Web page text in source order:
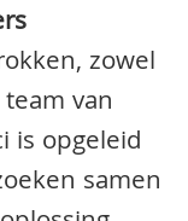
zowel
van
is opgeleid
samen